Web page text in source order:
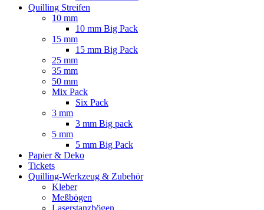
Quilling Streifen
10 mm
10 mm Big Pack
15 mm
15 mm Big Pack
25 mm
35 mm
50 mm
Mix Pack
Six Pack
3 mm
3 mm Big pack
5 mm
5 mm Big Pack
Papier & Deko
Tickets
Quilling-Werkzeug & Zubehör
Kleber
Meßbögen